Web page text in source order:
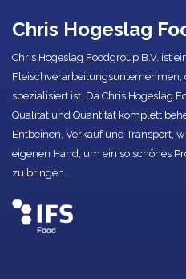
Chris Hogeslag
Chris Hogeslag Foodgroup B.V. ist
Fleischverarbeitungsunternehmen,
spezialisiert ist. Da Chris Hogeslag
Qualität und Quantität komplett
Entbeinen, Verkauf und Transport,
eigenen Hand, um ein so schönes
zu bringen.